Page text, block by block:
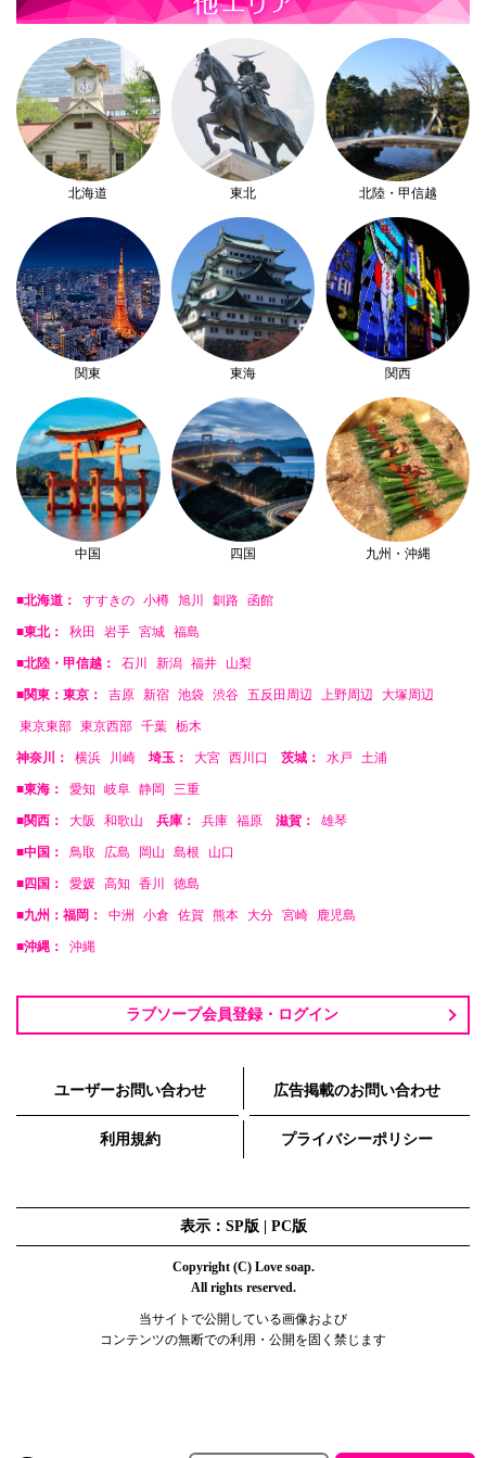
北海道 東北 北陸・甲信越
関東 東海 関西
中国 四国 九州・沖縄
■北海道： すすきの 小樽 旭川 釧路 函館
■東北： 秋田 岩手 宮城 福島
■北陸・甲信越： 石川 新潟 福井 山梨
■関東：東京： 吉原 新宿 池袋 渋谷 五反田周辺 上野周辺 大塚周辺
東京東部 東京西部 千葉 栃木
神奈川： 横浜 川崎 埼玉： 大宮 西川口 茨城： 水戸 土浦
■東海： 愛知 岐阜 静岡 三重
■関西： 大阪 和歌山 兵庫： 兵庫 福原 滋賀： 雄琴
■中国： 鳥取 広島 岡山 島根 山口
■四国： 愛媛 高知 香川 徳島
■九州：福岡： 中洲 小倉 佐賀 熊本 大分 宮崎 鹿児島
■沖縄： 沖縄
ラブソープ会員登録・ログイン
ユーザーお問い合わせ 広告掲載のお問い合わせ
利用規約 プライバシーポリシー
表示：SP版 | PC版
Copyright (C) Love soap.
All rights reserved.
当サイトで公開している画像および
コンテンツの無断での利用・公開を固く禁じます